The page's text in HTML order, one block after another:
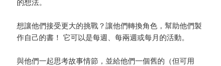
想讓他們接受更大的挑戰？讓他們轉換角色，幫助他們製
作自己的書！ 它可以是每週、每兩週或每月的活動。
與他們一起思考故事情節，並給他們一個舊的（但可用